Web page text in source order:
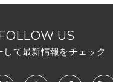
US
して最新情報をチェック